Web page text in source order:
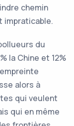
chemin
impraticable.
du
la Chine et 12%
alors à
qui veulent
qui en même